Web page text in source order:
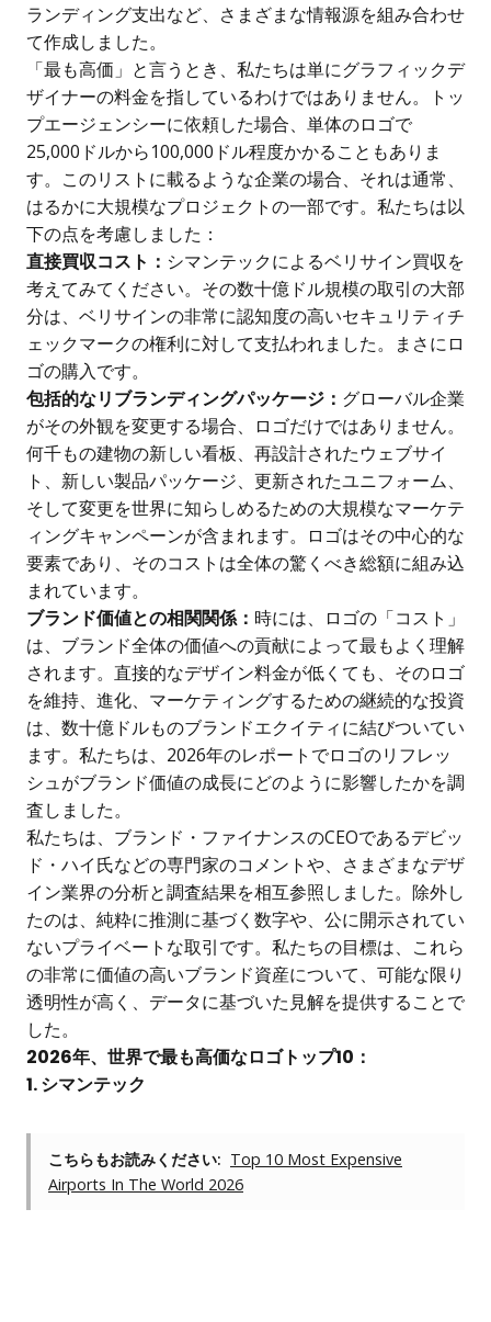
ランディング支出など、さまざまな情報源を組み合わせ
て作成しました。
「最も高価」と言うとき、私たちは単にグラフィックデ
ザイナーの料金を指しているわけではありません。トッ
プエージェンシーに依頼した場合、単体のロゴで
25,000ドルから100,000ドル程度かかることもありま
す。このリストに載るような企業の場合、それは通常、
はるかに大規模なプロジェクトの一部です。私たちは以
下の点を考慮しました：
直接買収コスト： シマンテックによるベリサイン買収を
考えてみてください。その数十億ドル規模の取引の大部
分は、ベリサインの非常に認知度の高いセキュリティチ
ェックマークの権利に対して支払われました。まさにロ
ゴの購入です。
包括的なリブランディングパッケージ： グローバル企業
がその外観を変更する場合、ロゴだけではありません。
何千もの建物の新しい看板、再設計されたウェブサイ
ト、新しい製品パッケージ、更新されたユニフォーム、
そして変更を世界に知らしめるための大規模なマーケテ
ィングキャンペーンが含まれます。ロゴはその中心的な
要素であり、そのコストは全体の驚くべき総額に組み込
まれています。
ブランド価値との相関関係： 時には、ロゴの「コスト」
は、ブランド全体の価値への貢献によって最もよく理解
されます。直接的なデザイン料金が低くても、そのロゴ
を維持、進化、マーケティングするための継続的な投資
は、数十億ドルものブランドエクイティに結びついてい
ます。私たちは、2026年のレポートでロゴのリフレッ
シュがブランド価値の成長にどのように影響したかを調
査しました。
私たちは、ブランド・ファイナンスのCEOであるデビッ
ド・ハイ氏などの専門家のコメントや、さまざまなデザ
イン業界の分析と調査結果を相互参照しました。除外し
たのは、純粋に推測に基づく数字や、公に開示されてい
ないプライベートな取引です。私たちの目標は、これら
の非常に価値の高いブランド資産について、可能な限り
透明性が高く、データに基づいた見解を提供することで
した。
2026年、世界で最も高価なロゴトップ10：
1. シマンテック
こちらもお読みください: Top 10 Most Expensive
Airports In The World 2026